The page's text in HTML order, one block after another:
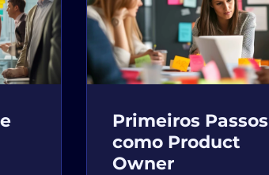
Primeiros Passos
como Product
Owner